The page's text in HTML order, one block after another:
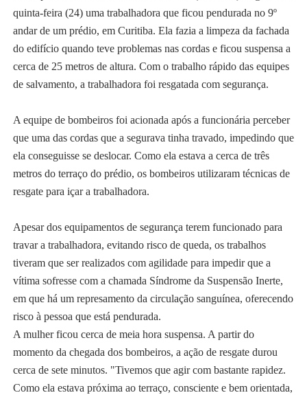
quinta-feira (24) uma trabalhadora que ficou pendurada no 9º
andar de um prédio, em Curitiba. Ela fazia a limpeza da fachada
do edifício quando teve problemas nas cordas e ficou suspensa a
cerca de 25 metros de altura. Com o trabalho rápido das equipes
de salvamento, a trabalhadora foi resgatada com segurança.
A equipe de bombeiros foi acionada após a funcionária perceber
que uma das cordas que a segurava tinha travado, impedindo que
ela conseguisse se deslocar. Como ela estava a cerca de três
metros do terraço do prédio, os bombeiros utilizaram técnicas de
resgate para içar a trabalhadora.
Apesar dos equipamentos de segurança terem funcionado para
travar a trabalhadora, evitando risco de queda, os trabalhos
tiveram que ser realizados com agilidade para impedir que a
vítima sofresse com a chamada Síndrome da Suspensão Inerte,
em que há um represamento da circulação sanguínea, oferecendo
risco à pessoa que está pendurada.
A mulher ficou cerca de meia hora suspensa. A partir do
momento da chegada dos bombeiros, a ação de resgate durou
cerca de sete minutos. "Tivemos que agir com bastante rapidez.
Como ela estava próxima ao terraço, consciente e bem orientada,